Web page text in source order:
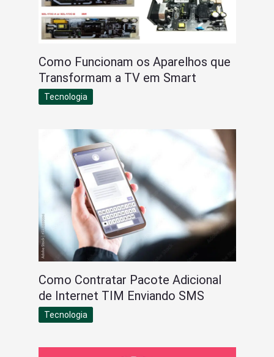
Como Funcionam os Aparelhos que
Transformam a TV em Smart
Tecnologia
Como Contratar Pacote Adicional
de Internet TIM Enviando SMS
Tecnologia